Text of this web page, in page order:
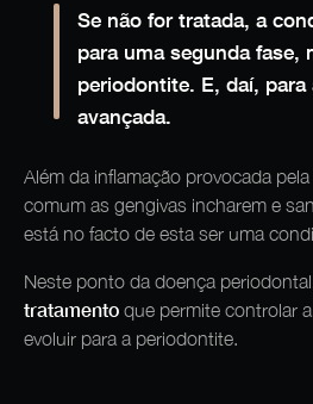
Se não for tratada, a
para uma segunda fase,
periodontite. E, daí,
avançada.
Além da inflamação provocada
comum as gengivas incharem e
está no facto de esta ser uma
Neste ponto da doença
tratamento que permite controlar
evoluir para a periodontite.